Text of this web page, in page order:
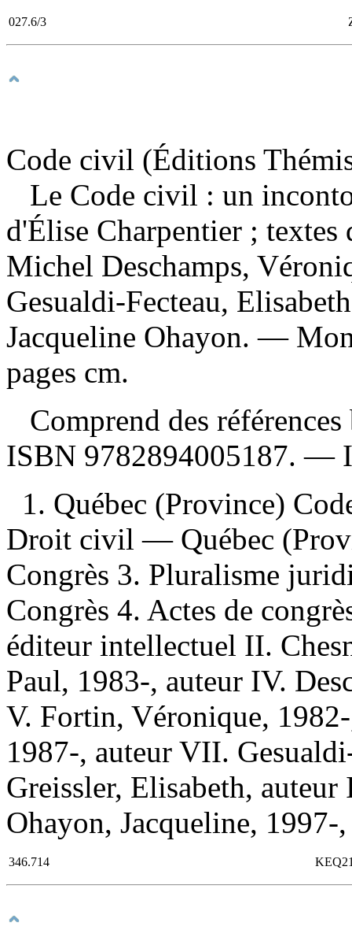
027.6/3
Code civil (Éditions
Le Code civil : un
d'Élise Charpentier ; textes
Michel Deschamps,
Gesualdi-Fecteau,
Jacqueline Ohayon. —
pages cm.
Comprend des
ISBN 9782894005187. —
1. Québec (Province)
Droit civil — Québec
Congrès 3. Pluralisme
Congrès 4. Actes de
éditeur intellectuel II.
Paul, 1983-, auteur IV.
V. Fortin, Véronique,
1987-, auteur VII.
Greissler, Elisabeth,
Ohayon, Jacqueline,
346.714